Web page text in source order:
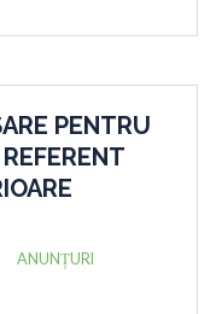
PENTRU
ANUNȚURI